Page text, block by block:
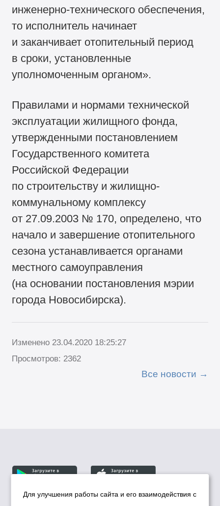
инженерно-технического обеспечения,
то исполнитель начинает
и заканчивает отопительный период
в сроки, установленные
уполномоченным органом».
Правилами и нормами технической
эксплуатации жилищного фонда,
утвержденными постановлением
Государственного комитета
Российской Федерации
по строительству и жилищно-
коммунальному комплексу
от 27.09.2003 № 170, определено, что
начало и завершение отопительного
сезона устанавливается органами
местного самоуправления
(на основании постановления мэрии
города Новосибирска).
Изменено 23.04.2020 18:25:27
Просмотров: 2362
Все новости
Для улучшения работы сайта и его взаимодействия с